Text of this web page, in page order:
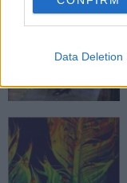
consent section.
Data Deletion